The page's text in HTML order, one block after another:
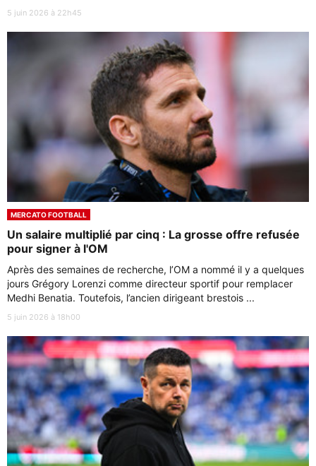
5 juin 2026 à 22h45
MERCATO FOOTBALL
Un salaire multiplié par cinq : La grosse offre refusée
pour signer à l'OM
Après des semaines de recherche, l’OM a nommé il y a quelques
jours Grégory Lorenzi comme directeur sportif pour remplacer
Medhi Benatia. Toutefois, l’ancien dirigeant brestois ...
5 juin 2026 à 18h00